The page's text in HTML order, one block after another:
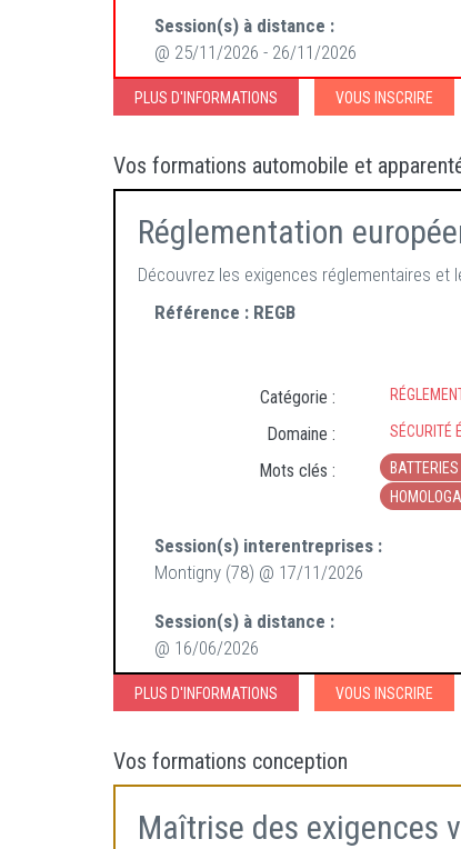
Session(s) à distance :
@ 25/11/2026 - 26/11/2026
PLUS D'INFORMATIONS VOUS INSCRIRE
Vos formations automobile et
Réglementation
Découvrez les exigences réglementaires et
Référence : REGB
Catégorie :
Domaine : SÉCURITÉ
Mots clés : BATTERIES
Session(s) interentreprises :
Montigny (78) @ 17/11/2026
Session(s) à distance :
@ 16/06/2026
PLUS D'INFORMATIONS VOUS INSCRIRE
Vos formations conception
Maîtrise des exigences